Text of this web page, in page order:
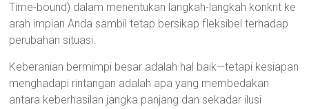
Time-bound) dalam menentukan langkah-langkah konkrit ke
arah impian Anda sambil tetap bersikap fleksibel terhadap
perubahan situasi.
Keberanian bermimpi besar adalah hal baik—tetapi kesiapan
menghadapi rintangan adalah apa yang membedakan
antara keberhasilan jangka panjang dan sekadar ilusi